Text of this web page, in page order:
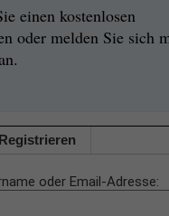
einen kostenlosen
oder melden Sie sich
Registrieren
oder Email-Adresse